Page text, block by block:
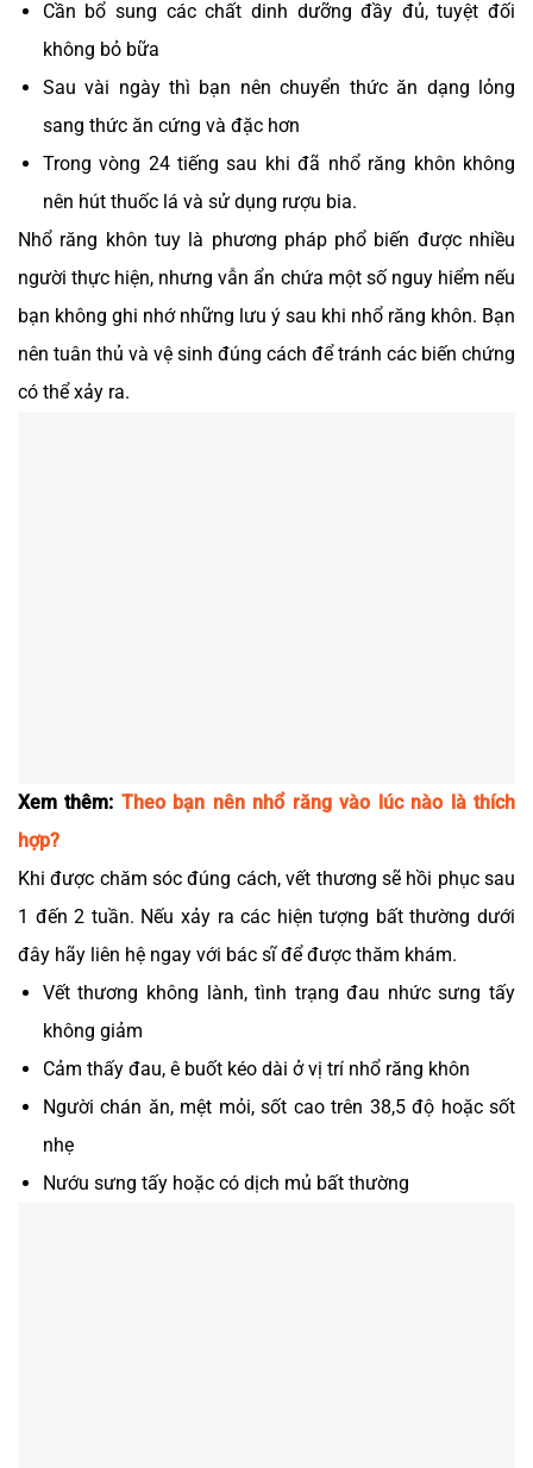
Cần bổ sung các chất dinh dưỡng đầy đủ, tuyệt đối
không bỏ bữa
Sau vài ngày thì bạn nên chuyển thức ăn dạng lỏng
sang thức ăn cứng và đặc hơn
Trong vòng 24 tiếng sau khi đã nhổ răng khôn không
nên hút thuốc lá và sử dụng rượu bia.
Nhổ răng khôn tuy là phương pháp phổ biến được nhiều
người thực hiện, nhưng vẫn ẩn chứa một số nguy hiểm nếu
bạn không ghi nhớ những lưu ý sau khi nhổ răng khôn. Bạn
nên tuân thủ và vệ sinh đúng cách để tránh các biến chứng
có thể xảy ra.
Xem thêm: Theo bạn nên nhổ răng vào lúc nào là thích
hợp?
Khi được chăm sóc đúng cách, vết thương sẽ hồi phục sau
1 đến 2 tuần. Nếu xảy ra các hiện tượng bất thường dưới
đây hãy liên hệ ngay với bác sĩ để được thăm khám.
Vết thương không lành, tình trạng đau nhức sưng tấy
không giảm
Cảm thấy đau, ê buốt kéo dài ở vị trí nhổ răng khôn
Người chán ăn, mệt mỏi, sốt cao trên 38,5 độ hoặc sốt
nhẹ
Nướu sưng tấy hoặc có dịch mủ bất thường